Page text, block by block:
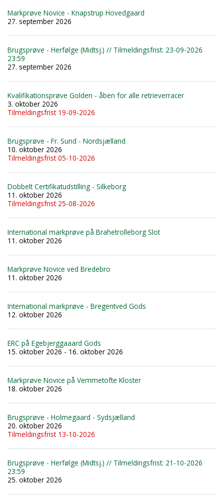
Markprøve Novice - Knapstrup Hovedgaard
27. september 2026
Brugsprøve - Herfølge (Midtsj.) // Tilmeldingsfrist: 23-09-2026
23:59
27. september 2026
Kvalifikationsprøve Golden - åben for alle retrieverracer
3. oktober 2026
Tilmeldingsfrist 19-09-2026
Brugsprøve - Fr. Sund - Nordsjælland
10. oktober 2026
Tilmeldingsfrist 05-10-2026
Dobbelt Certifikatudstilling - Silkeborg
11. oktober 2026
Tilmeldingsfrist 25-08-2026
International markprøve på Brahetrolleborg Slot
11. oktober 2026
Markprøve Novice ved Bredebro
11. oktober 2026
International markprøve - Bregentved Gods
12. oktober 2026
ERC på Egebjerggaaard Gods
15. oktober 2026 - 16. oktober 2026
Markprøve Novice på Vemmetofte Kloster
18. oktober 2026
Brugsprøve - Holmegaard - Sydsjælland
20. oktober 2026
Tilmeldingsfrist 13-10-2026
Brugsprøve - Herfølge (Midtsj.) // Tilmeldingsfrist: 21-10-2026
23:59
25. oktober 2026